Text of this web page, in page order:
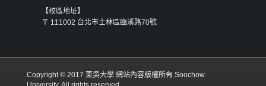
【校區地址】
〒 111002 台北市士林區臨溪路70號
Copyright © 2017 東吳大學 網站內容版權所有 Soochow